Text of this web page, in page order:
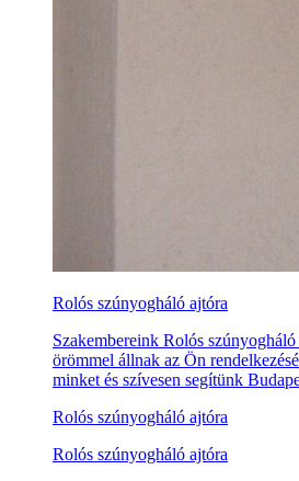
Rolós szúnyogháló ajtóra
Szakembereink Rolós
örömmel állnak az Ön
minket és szívesen segítünk
Rolós szúnyogháló ajtóra
Rolós szúnyogháló ajtóra